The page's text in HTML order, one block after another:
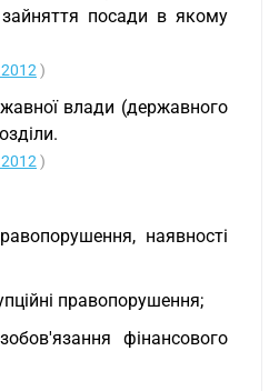
посади в якому
)
влади (державного
)
наявності
правопорушення;
фінансового